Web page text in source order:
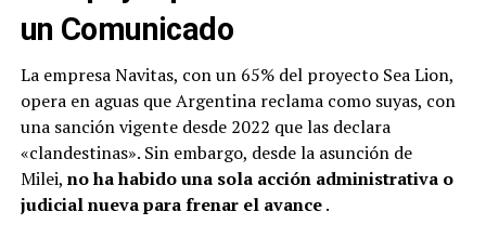
un Comunicado
La empresa Navitas, con un 65% del proyecto Sea Lion,
opera en aguas que Argentina reclama como suyas, con
una sanción vigente desde 2022 que las declara
«clandestinas». Sin embargo, desde la asunción de
Milei, no ha habido una sola acción administrativa o
judicial nueva para frenar el avance.